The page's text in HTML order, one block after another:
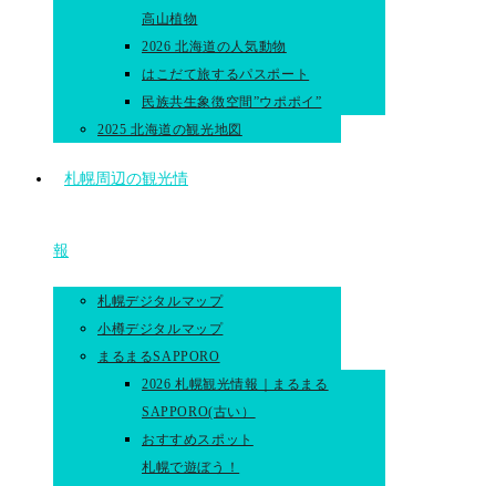
高山植物
2026 北海道の人気動物
はこだて旅するパスポート
民族共生象徴空間”ウポポイ”
2025 北海道の観光地図
札幌周辺の観光情
報
札幌デジタルマップ
小樽デジタルマップ
まるまるSAPPORO
2026 札幌観光情報｜まるまる
SAPPORO(古い）
おすすめスポット
札幌で遊ぼう！